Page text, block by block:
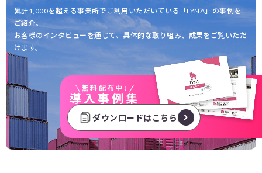
累計1,000を超える事業所でご利用いただいている「LYNA」の事例を
ご紹介。
お客様のインタビューを通じて、具体的な取り組み、成果をご覧いただ
けます。
無料配布中!
導入事例集
ダウンロードはこちら